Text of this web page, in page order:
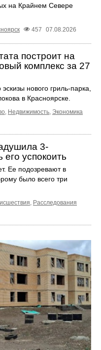
на Крайнем Севере
457 07.08.2026
построит на
комплекс за 27
нового гриль-парка,
в Красноярске.
, Недвижимость, Экономика
3-
успокоить
Ее подозревают в
было всего три
, Расследования